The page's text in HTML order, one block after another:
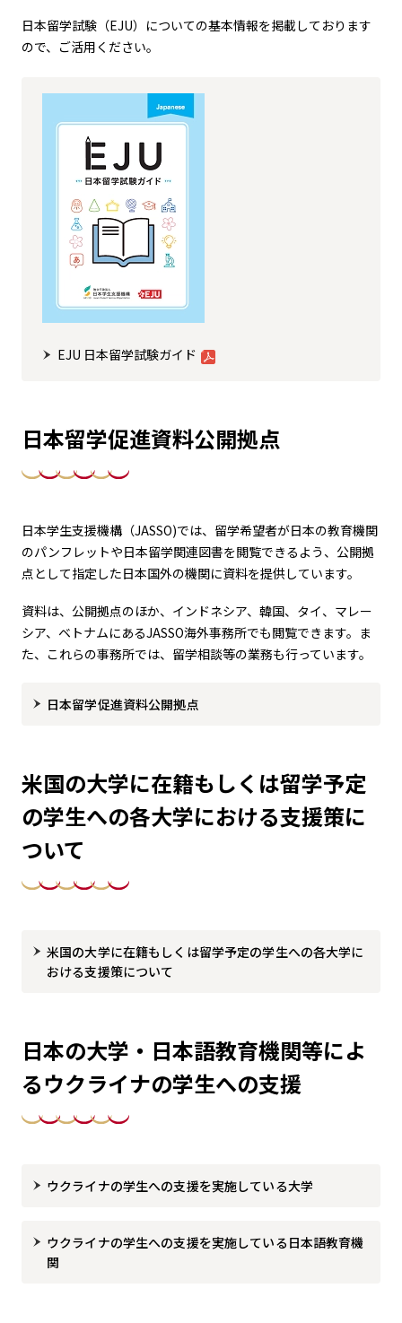
日本留学試験（EJU）についての基本情報を掲載しております
ので、ご活用ください。
EJU 日本留学試験ガイド
日本留学促進資料公開拠点
日本学生支援機構（JASSO)では、留学希望者が日本の教育機関
のパンフレットや日本留学関連図書を閲覧できるよう、公開拠
点として指定した日本国外の機関に資料を提供しています。
資料は、公開拠点のほか、インドネシア、韓国、タイ、マレー
シア、ベトナムにあるJASSO海外事務所でも閲覧できます。ま
た、これらの事務所では、留学相談等の業務も行っています。
日本留学促進資料公開拠点
米国の大学に在籍もしくは留学予定
の学生への各大学における支援策に
ついて
米国の大学に在籍もしくは留学予定の学生への各大学に
おける支援策について
日本の大学・日本語教育機関等によ
るウクライナの学生への支援
ウクライナの学生への支援を実施している大学
ウクライナの学生への支援を実施している日本語教育機
関